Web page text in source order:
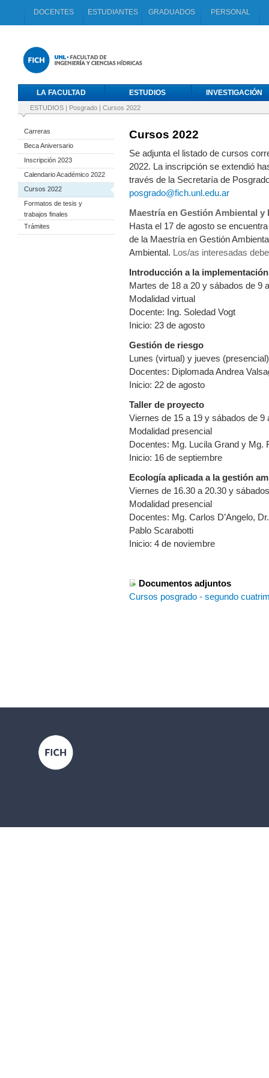
DOCENTES ESTUDIANTES GRADUADOS PERSONAL
LA FACULTAD ESTUDIOS INVESTIGACIÓN
ESTUDIOS | Posgrado | Cursos 2022
Carreras
Beca Aniversario
Inscripción 2023
Calendario Académico 2022
Cursos 2022
Formatos de tesis y
trabajos finales
Trámites
Cursos 2022
Se adjunta el listado de cursos
2022. La inscripción se extendió
través de la Secretaría de
posgrado@fich.unl.edu.ar
Maestría en Gestión Ambiental
Hasta el 17 de agosto se
de la Maestría en Gestión
Ambiental. Los/as interesadas
Introducción a la
Martes de 18 a 20 y sábados de 9
Modalidad virtual
Docente: Ing. Soledad Vogt
Inicio: 23 de agosto
Gestión de riesgo
Lunes (virtual) y jueves
Docentes: Diplomada Andrea
Inicio: 22 de agosto
Taller de proyecto
Viernes de 15 a 19 y sábados de 9
Modalidad presencial
Docentes: Mg. Lucila Grand y Mg.
Inicio: 16 de septiembre
Ecología aplicada a la gestión
Viernes de 16.30 a 20.30 y
Modalidad presencial
Docentes: Mg. Carlos D’Angelo,
Pablo Scarabotti
Inicio: 4 de noviembre
Documentos adjuntos
Cursos posgrado - segundo